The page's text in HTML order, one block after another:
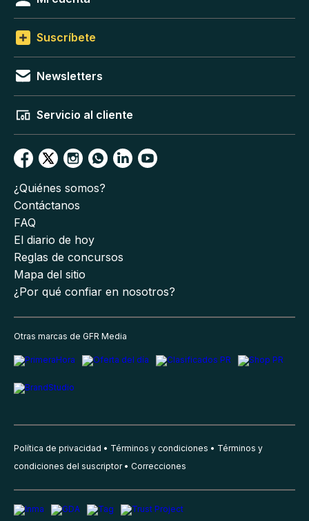
Suscríbete
Newsletters
Servicio al cliente
¿Quiénes somos?
Contáctanos
FAQ
El diario de hoy
Reglas de concursos
Mapa del sitio
¿Por qué confiar en nosotros?
Otras marcas de GFR Media
Política de privacidad Términos y condiciones
Términos y
condiciones del suscriptor
Correcciones